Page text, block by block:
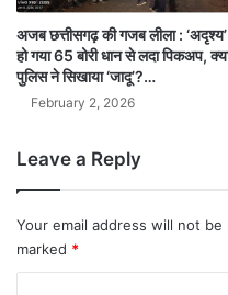
अजब छत्तीसगढ़ की गजब लीला : ‘अदृश्य’
हो गया 65 बोरी धान से लदा पिकअप,
पुलिस ने सिखाया ‘जादू’?…
February 2, 2026
Leave a Reply
Your email address will not be
marked *